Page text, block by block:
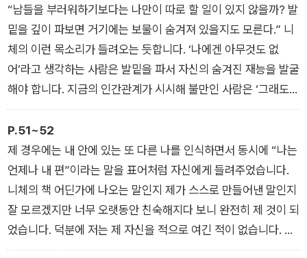
건 훌륭한 존재로 숭배하는 그런 비굴함을 인간이 초월해야 한다
는 것입니다.
“남들을 부러워하기보다는 나만이 따로 할 일이 있지 않을까? 발
밑을 깊이 파보면 거기에는 보물이 숨겨져 있을지도 모른다.” 니
체의 이런 목소리가 들려오는 듯합니다. ‘나에겐 아무것도 없
어’라고 생각하는 사람은 발밑을 파서 자신의 숨겨진 재능을 발굴
해야 합니다. 지금의 인간관계가 시시해 불만인 사람은 ‘그래도
이런 인간관계라도 없어지면 외로울지 몰라’라며 마음을 고쳐먹
어야 합니다. 자신이 이미 소유하고 있는 것, 이미 하고 있는 일에
빛나는 무언가가 숨어 있을지 모릅니다. 깊이 파볼 가치가 충분합
니다.
P.51~52
제 경우에는 내 안에 있는 또 다른 나를 인식하면서 동시에 “나는
언제나 내 편”이라는 말을 표어처럼 자신에게 들려주었습니다.
니체의 책 어딘가에 나오는 말인지 제가 스스로 만들어낸 말인지
잘 모르겠지만 너무 오랫동안 친숙해지다 보니 완전히 제 것이 되
었습니다. 덕분에 저는 제 자신을 적으로 여긴 적이 없습니다. 물
론 ‘그런 짓은 하지 말 걸 그랬어’ 하며 나의 말과 행동을 반성하